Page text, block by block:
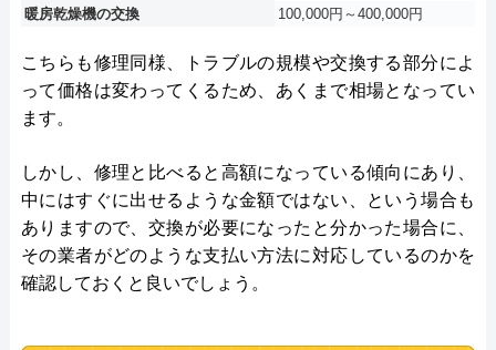
暖房乾燥機の交換
100,000円～400,000円
こちらも修理同様、トラブルの規模や交換する部分によ
って価格は変わってくるため、あくまで相場となってい
ます。
しかし、修理と比べると高額になっている傾向にあり、
中にはすぐに出せるような金額ではない、という場合も
ありますので、交換が必要になったと分かった場合に、
その業者がどのような支払い方法に対応しているのかを
確認しておくと良いでしょう。